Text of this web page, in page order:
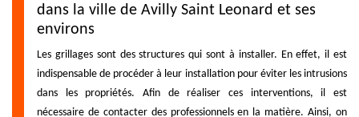
dans la ville de Avilly Saint Leonard et ses
environs
Les grillages sont des structures qui sont à installer. En effet, il est
indispensable de procéder à leur installation pour éviter les intrusions
dans les propriétés. Afin de réaliser ces interventions, il est
nécessaire de contacter des professionnels en la matière. Ainsi, on